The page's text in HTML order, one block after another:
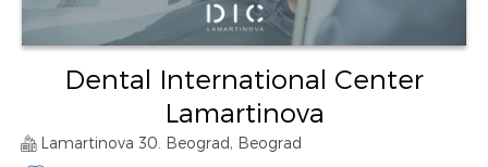
Dental International Center
Lamartinova
Lamartinova 30. Beograd, Beograd